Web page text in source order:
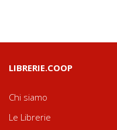
LIBRERIE.COOP
Chi siamo
Le Librerie